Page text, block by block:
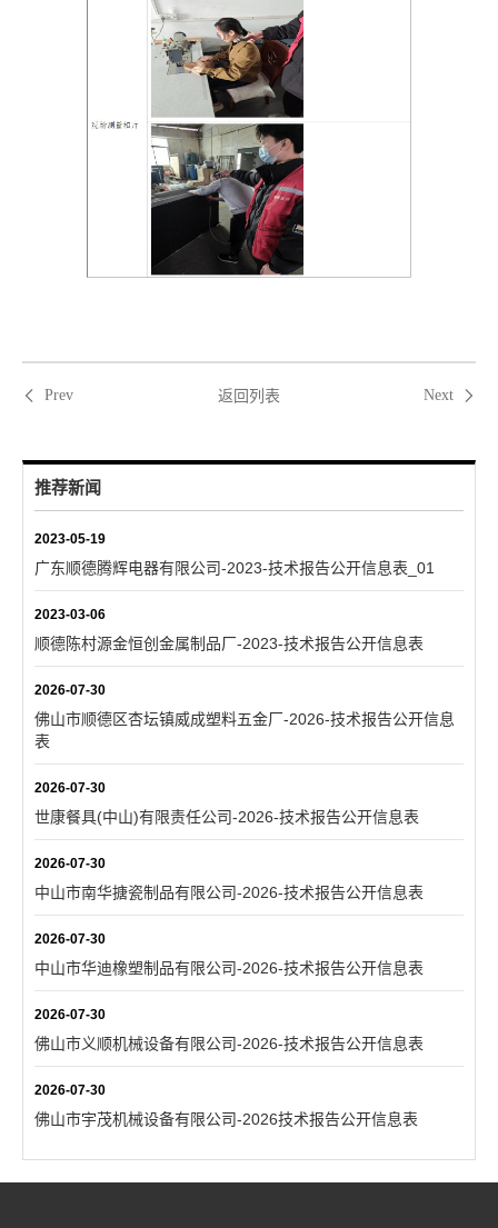
Prev 返回列表 Next
推荐新闻
2023-05-19
广东顺德腾辉电器有限公司-2023-技术报告公开信息表_01
2023-03-06
顺德陈村源金恒创金属制品厂-2023-技术报告公开信息表
2026-07-30
佛山市顺德区杏坛镇威成塑料五金厂-2026-技术报告公开信息
表
2026-07-30
世康餐具(中山)有限责任公司-2026-技术报告公开信息表
2026-07-30
中山市南华搪瓷制品有限公司-2026-技术报告公开信息表
2026-07-30
中山市华迪橡塑制品有限公司-2026-技术报告公开信息表
2026-07-30
佛山市义顺机械设备有限公司-2026-技术报告公开信息表
2026-07-30
佛山市宇茂机械设备有限公司-2026技术报告公开信息表